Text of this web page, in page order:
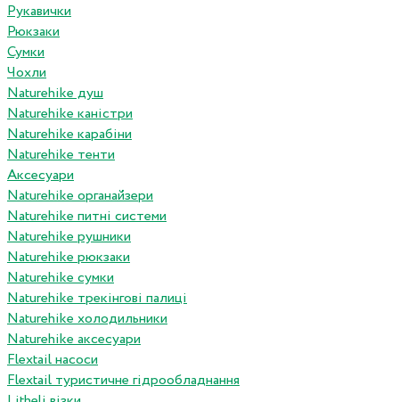
Рукавички
Рюкзаки
Сумки
Чохли
Naturehike душ
Naturehike каністри
Naturehike карабіни
Naturehike тенти
Аксесуари
Naturehike органайзери
Naturehike питні системи
Naturehike рушники
Naturehike рюкзаки
Naturehike сумки
Naturehike трекінгові палиці
Naturehike холодильники
Naturehike аксесуари
Flextail насоси
Flextail туристичне гідрообладнання